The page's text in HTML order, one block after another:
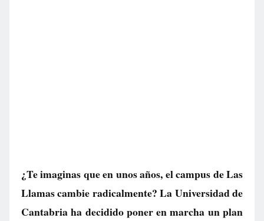
¿Te imaginas que en unos años, el campus de Las
Llamas cambie radicalmente? La Universidad de
Cantabria ha decidido poner en marcha un plan